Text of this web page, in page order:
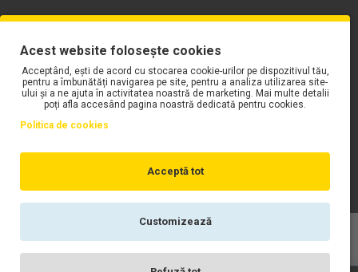
Copyright © WORK Motors
Acest website folosește cookies
Acceptând, ești de acord cu stocarea cookie-urilor pe dispozitivul tău,
pentru a îmbunătăți navigarea pe site, pentru a analiza utilizarea site-
ului și a ne ajuta în activitatea noastră de marketing. Mai multe detalii
poți afla accesând pagina noastră dedicată pentru cookies.
Politica de cookies
Acceptă tot
Customizează